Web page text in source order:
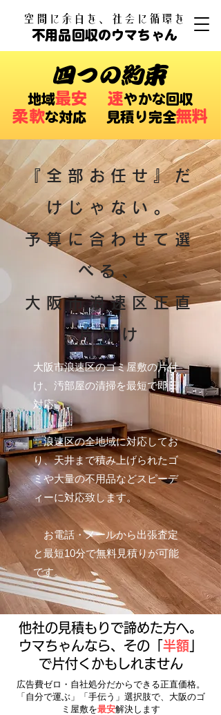
​空間に余白を、社会に循環を
不用品回収のウマちゃん
四つの約束
​地域最安 速やかな回収
柔軟な対応 ​見積り完全無料
『全部お任せ』だ
けじゃない。
予算に合わせて選
べる、
大阪市浪速区正直
片付け
大阪市浪速区のゴミ屋敷の片付
け、汚部屋の清掃を最短で即日
対応。
浪速区の全地域に対応してお
り、天井まで積み上げられたゴ
ミや大量の不用品などスピーデ
ィーに対応致します。
お電話・メールから出張査定
と最短10分で無料見積りが可能
です。
他社の見積もりで諦めた方へ。
ウマちゃんなら、その「 半額
で片付くかもしれません
広告費ゼロ・自社処分だからできる正直価格。
「自分で運ぶ」「手伝う」選択肢で、大阪のゴ
ミ屋敷を最安解決します​